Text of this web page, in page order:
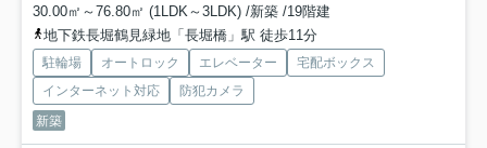
30.00㎡～76.80㎡ (1LDK～3LDK) /新築 /19階建
地下鉄長堀鶴見緑地「長堀橋」駅 徒歩11分
駐輪場 オートロック エレベーター
宅配ボックス
インターネット対応
防犯カメラ
新築